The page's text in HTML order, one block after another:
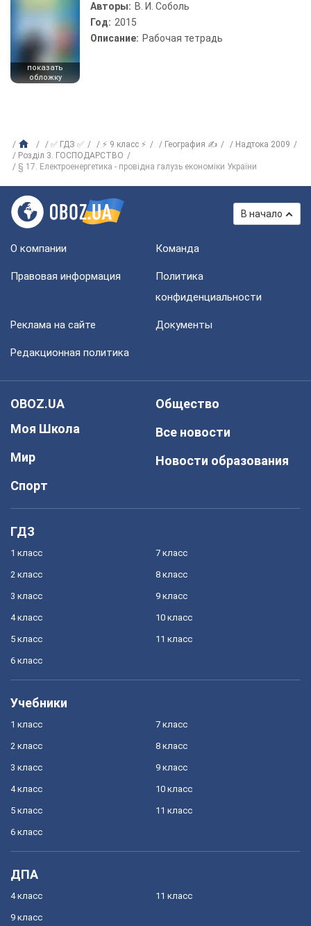
показать
обложку
Авторы: В. И. Соболь
Год: 2015
Описание: Рабочая тетрадь
✅ ГДЗ ✅ ⚡ 9 класс ⚡ География ✍
Надтока 2009
Розділ 3. ГОСПОДАРСТВО
§ 17. Електроенергетика - провідна галузь економіки України
В начало
О компании Команда
Правовая информация
Политика
конфиденциальности
Реклама на сайте Документы
Редакционная политика
OBOZ.UA
Моя Школа
Мир
Спорт
Общество
Все новости
Новости образования
ГДЗ
1 класс
2 класс
3 класс
4 класс
5 класс
6 класс
7 класс
8 класс
9 класс
10 класс
11 класс
Учебники
1 класс
2 класс
3 класс
4 класс
5 класс
6 класс
7 класс
8 класс
9 класс
10 класс
11 класс
ДПА
4 класс
9 класс
11 класс